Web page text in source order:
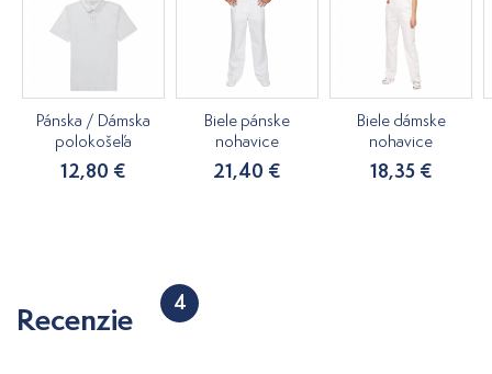
Pánska / Dámska
polokošeľa
12,80 €
Biele pánske
nohavice
21,40 €
Biele dámske
nohavice
18,35 €
Recenzie 4